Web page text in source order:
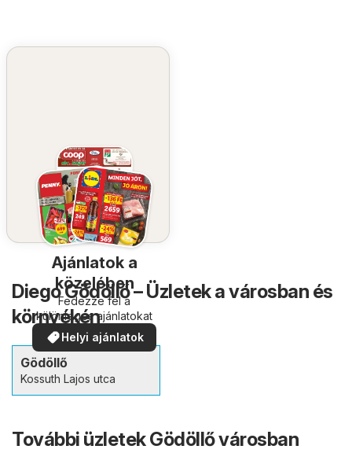
Ajánlatok a
közelében
Fedezze fel a
különleges ajánlatokat
Helyi ajánlatok
Diego Gödöllő – Üzletek a városban és
környékén
Gödöllő
Kossuth Lajos utca
További üzletek Gödöllő városban